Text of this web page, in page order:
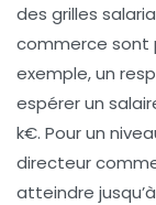
des grilles
commerce sont
exemple, un
espérer un
k€. Pour un
directeur
atteindre